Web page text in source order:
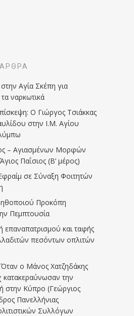
Αγία Σκέπη για
ναρκωτικά
Ο Γιώργος Τσιάκκας
στην Ι.Μ. Αγίου
– Αγιασμένων Μορφών
Παΐσιος (Β’ μέρος)
σε Σύναξη Φοιτητών
Προκόπη
Πεμπτουσία
επαναπατρισμού και ταφής
πεσόντων οπλιτών
ο Μάνος Χατζηδάκης
κατακεραύνωσαν την
στην Κύπρο (Γεώργιος
Πανελλήνιας
Συλλόγων